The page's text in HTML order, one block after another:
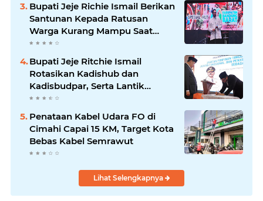
Bupati Jeje Richie Ismail Berikan
Santunan Kepada Ratusan
Warga Kurang Mampu Saat
Acara "JAJARANS FESTIVAL" di
Kota Baru Parahyangan
Bupati Jeje Ritchie Ismail
Rotasikan Kadishub dan
Kadisbudpar, Serta Lantik
Penataan Kabel Udara FO di
Cimahi Capai 15 KM, Target Kota
Bebas Kabel Semrawut
Lihat Selengkapnya